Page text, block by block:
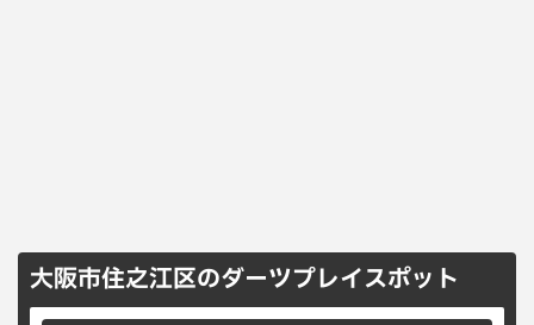
大阪市住之江区のダーツプレイスポット